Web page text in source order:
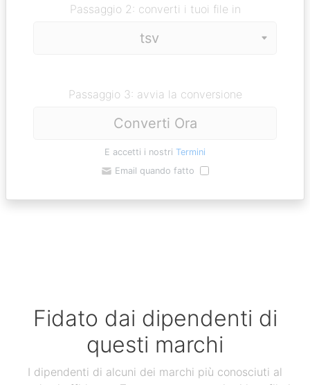
Passaggio 2: converti i tuoi file in
Passaggio 3: avvia la conversione
Converti Ora
E accetti i nostri Termini
Email quando fatto
Fidato dai dipendenti di
questi marchi
I dipendenti di alcuni dei marchi più conosciuti al